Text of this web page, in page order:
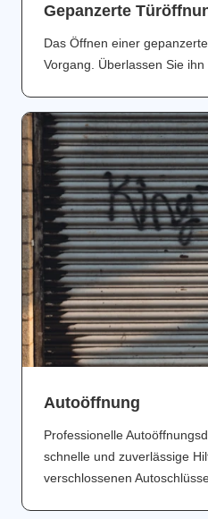
Gepanzerte
Das Öffnen einer
Vorgang. Überlassen Sie
Аutoöffnung
Professionelle
schnelle und zuverlässige
verschlossenen